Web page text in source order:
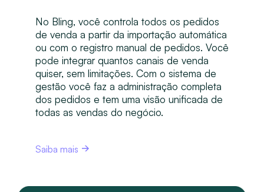
No Bling, você controla todos os pedidos
de venda a partir da importação automática
ou com o registro manual de pedidos. Você
pode integrar quantos canais de venda
quiser, sem limitações. Com o sistema de
gestão você faz a administração completa
dos pedidos e tem uma visão unificada de
todas as vendas do negócio.
Saiba mais